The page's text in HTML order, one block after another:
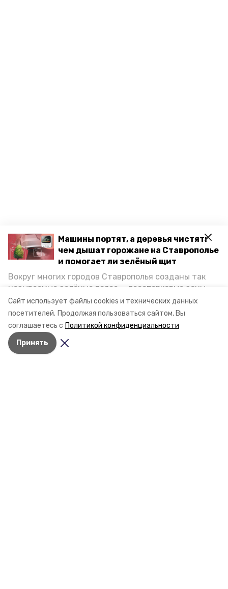
Сайт использует файлы cookies и технических данных
посетителей. Продолжая пользоваться сайтом, Вы
соглашаетесь с Политикой конфиденциальности
Принять
Машины портят, а деревья чистят:
чем дышат горожане на Ставрополье
и помогает ли зелёный щит
Вокруг многих городов Ставрополья созданы так
называемые зелёные пояса — лесопарковые зоны,
снижающие негативное воздействие выхлопных
газов на атмосферу. Справляются ли они с
постоянно растущим потоком автотранспорта и
каким воздухом дышат жители края, узнала
корреспондент «Победы26».
Новости
О компании
Контактная информация
Документы